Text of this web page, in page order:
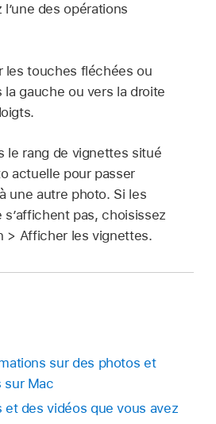
des opérations
les touches fléchées ou
la gauche ou vers la droite
le rang de vignettes situé
actuelle pour passer
une autre photo. Si les
pas, choisissez
> Afficher les vignettes.
sur des photos et
sur Mac
des vidéos que vous avez